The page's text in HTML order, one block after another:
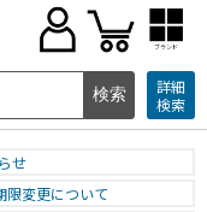
ブランド
詳細
検索
せ
限変更について